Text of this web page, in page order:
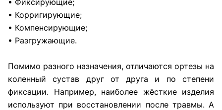
• Фиксирующие;
• Корригирующие;
• Компенсирующие;
• Разгружающие.
Помимо разного назначения, отличаются ортезы на
коленный сустав друг от друга и по степени
фиксации. Например, наиболее жёсткие изделия
используют при восстановлении после травмы. А